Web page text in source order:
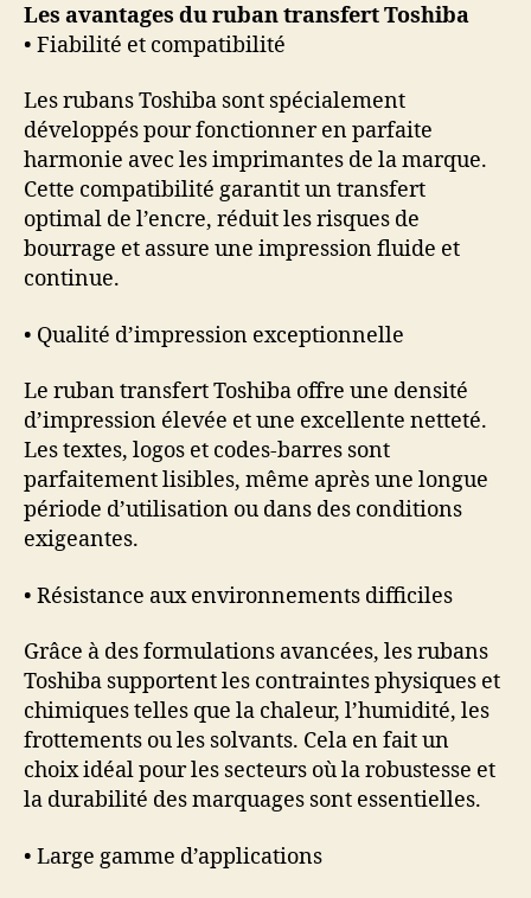
Les avantages du ruban transfert Toshiba
• Fiabilité et compatibilité
Les rubans Toshiba sont spécialement
développés pour fonctionner en parfaite
harmonie avec les imprimantes de la marque.
Cette compatibilité garantit un transfert
optimal de l’encre, réduit les risques de
bourrage et assure une impression fluide et
continue.
• Qualité d’impression exceptionnelle
Le ruban transfert Toshiba offre une densité
d’impression élevée et une excellente netteté.
Les textes, logos et codes-barres sont
parfaitement lisibles, même après une longue
période d’utilisation ou dans des conditions
exigeantes.
• Résistance aux environnements difficiles
Grâce à des formulations avancées, les rubans
Toshiba supportent les contraintes physiques et
chimiques telles que la chaleur, l’humidité, les
frottements ou les solvants. Cela en fait un
choix idéal pour les secteurs où la robustesse et
la durabilité des marquages sont essentielles.
• Large gamme d’applications